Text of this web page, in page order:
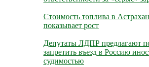
Стоимость топлива в
показывает рост
Депутаты ЛДПР предлагают
запретить въезд в Россию
судимостью